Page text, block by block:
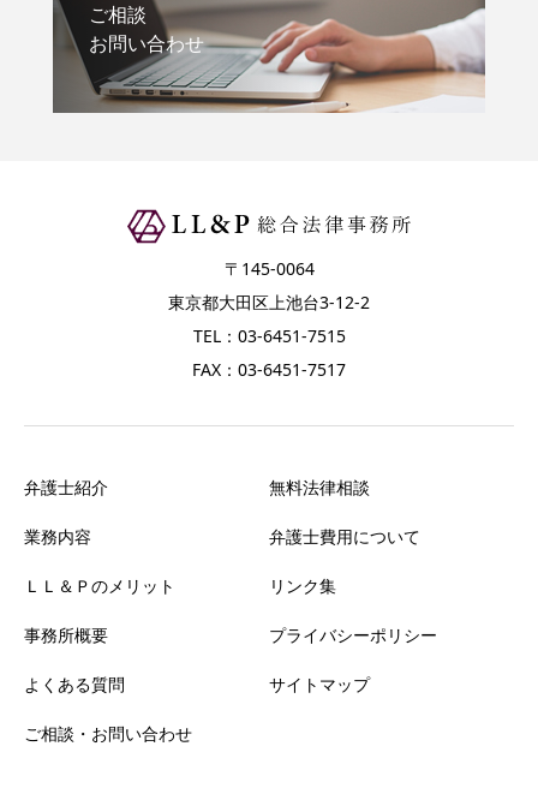
ご相談
お問い合わせ
〒145-0064
東京都大田区上池台3-12-2
TEL：03-6451-7515
FAX：03-6451-7517
弁護士紹介
業務内容
ＬＬ＆Ｐのメリット
事務所概要
よくある質問
ご相談・お問い合わせ
無料法律相談
弁護士費用について
リンク集
プライバシーポリシー
サイトマップ